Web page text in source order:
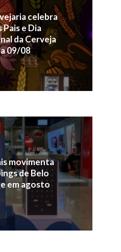
celebra
Pais e Dia
da Cerveja
09/08
movimenta
de Belo
em agosto